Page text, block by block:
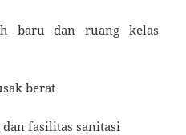
baru dan ruang kelas
berat
fasilitas sanitasi